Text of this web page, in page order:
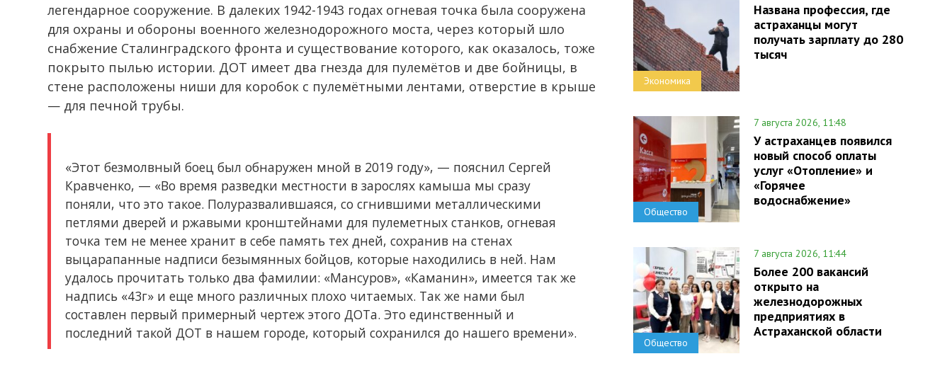
легендарное сооружение. В далеких 1942-1943 годах огневая точка была сооружена
для охраны и обороны военного железнодорожного моста, через который шло
снабжение Сталинградского фронта и существование которого, как оказалось, тоже
покрыто пылью истории. ДОТ имеет два гнезда для пулемётов и две бойницы, в
стене расположены ниши для коробок с пулемётными лентами, отверстие в крыше
— для печной трубы.
«Этот безмолвный боец был обнаружен мной в 2019 году», — пояснил Сергей
Кравченко, — «Во время разведки местности в зарослях камыша мы сразу
поняли, что это такое. Полуразвалившаяся, со сгнившими металлическими
петлями дверей и ржавыми кронштейнами для пулеметных станков, огневая
точка тем не менее хранит в себе память тех дней, сохранив на стенах
выцарапанные надписи безымянных бойцов, которые находились в ней. Нам
удалось прочитать только два фамилии: «Мансуров», «Каманин», имеется так же
надпись «43г» и еще много различных плохо читаемых. Так же нами был
составлен первый примерный чертеж этого ДОТа. Это единственный и
последний такой ДОТ в нашем городе, который сохранился до нашего времени».
Экономика
Названа профессия, где
астраханцы могут
получать зарплату до 280
тысяч
Общество
7 августа 2026, 11:48
У астраханцев появился
новый способ оплаты
услуг «Отопление» и
«Горячее
водоснабжение»
Общество
7 августа 2026, 11:44
Более 200 вакансий
открыто на
железнодорожных
предприятиях в
Астраханской области